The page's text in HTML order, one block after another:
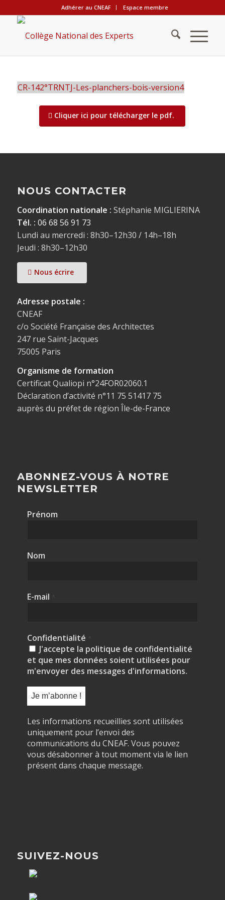
Adhérer au CNEAF Espace membre
CR-142°TRNTJ-Les-planchers-bois-version4
Cliquer ici pour télécharger le pdf.
NOUS CONTACTER
Coordination nationale : Stéphanie MIGLIERINA
Tél. : 06 68 56 91 73
Lundi au mercredi : 8h30–12h30 / 14h–18h
Jeudi : 8h30–12h30
Nous écrire
Adresse postale :
CNEAF
c/o Société Française des Architectes
247 rue Saint-Jacques
75005 Paris
Organisme de formation
Certificat Qualiopi n°24FOR02060.1
Déclaration d’activité n°11 75 51417 75
auprès du préfet de région Île-de-France
ABONNEZ-VOUS À NOTRE
NEWSLETTER
Prénom
Nom
E-mail
Confidentialité
J'accepte la politique de confidentialité
et que mes données soient utilisées pour
m'envoyer des messages d'informations.
Les informations recueillies sont utilisées
uniquement pour l’envoi des
communications du CNEAF. Vous pouvez
vous désabonner à tout moment via le lien
présent dans chaque message.
SUIVEZ-NOUS